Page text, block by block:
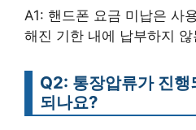
A1: 핸드폰 요금 미납은 사
해진 기한 내에 납부하지
Q2: 통장압류가 진행
되나요?